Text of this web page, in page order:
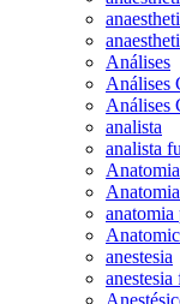
Análises
Análises
Análises
analista
analista
Anatomia
anatomia
anestesia
anestesia